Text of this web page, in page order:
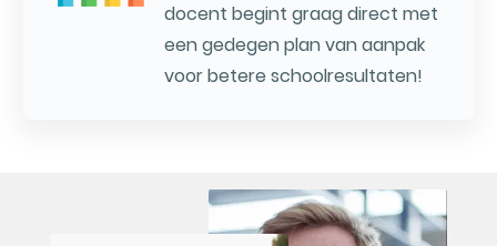
docent begint graag direct met
een gedegen plan van aanpak
voor betere schoolresultaten!